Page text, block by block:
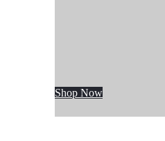
Shop Now